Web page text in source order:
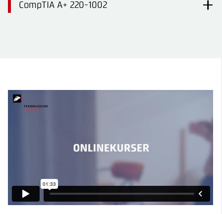
CompTIA A+ 220-1002